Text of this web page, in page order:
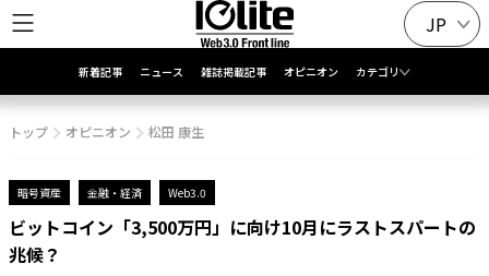
JP
新着記事 ニュース 雑誌掲載記事 オピニオン カテゴリ
トップ オピニオン 松田 康生
暗号資産 金融・経済 Web3.0
ビットコイン「3,500万円」に向け10月にラストスパートの
兆候？